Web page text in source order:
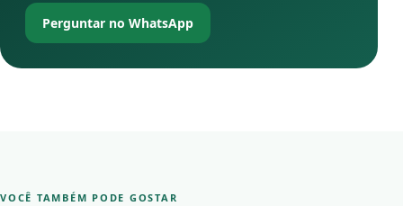
Perguntar no WhatsApp
VOCÊ TAMBÉM PODE GOSTAR